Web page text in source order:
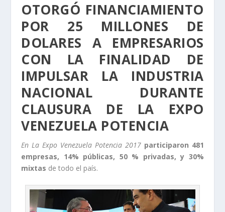
OTORGÓ FINANCIAMIENTO
POR 25 MILLONES DE
DOLARES A EMPRESARIOS
CON LA FINALIDAD DE
IMPULSAR LA INDUSTRIA
NACIONAL DURANTE
CLAUSURA DE LA EXPO
VENEZUELA POTENCIA
En La Expo Venezuela Potencia 2017 participaron 481
empresas, 14% públicas, 50 % privadas, y 30%
mixtas de todo el país.